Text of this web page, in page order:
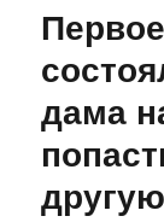
дама